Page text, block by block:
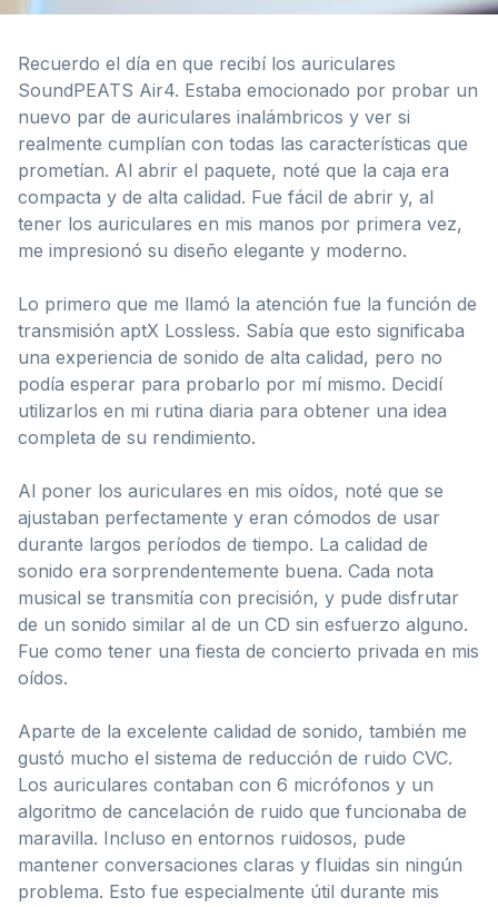
Recuerdo el día en que recibí los auriculares
SoundPEATS Air4. Estaba emocionado por probar un
nuevo par de auriculares inalámbricos y ver si
realmente cumplían con todas las características que
prometían. Al abrir el paquete, noté que la caja era
compacta y de alta calidad. Fue fácil de abrir y, al
tener los auriculares en mis manos por primera vez,
me impresionó su diseño elegante y moderno.
Lo primero que me llamó la atención fue la función de
transmisión aptX Lossless. Sabía que esto significaba
una experiencia de sonido de alta calidad, pero no
podía esperar para probarlo por mí mismo. Decidí
utilizarlos en mi rutina diaria para obtener una idea
completa de su rendimiento.
Al poner los auriculares en mis oídos, noté que se
ajustaban perfectamente y eran cómodos de usar
durante largos períodos de tiempo. La calidad de
sonido era sorprendentemente buena. Cada nota
musical se transmitía con precisión, y pude disfrutar
de un sonido similar al de un CD sin esfuerzo alguno.
Fue como tener una fiesta de concierto privada en mis
oídos.
Aparte de la excelente calidad de sonido, también me
gustó mucho el sistema de reducción de ruido CVC.
Los auriculares contaban con 6 micrófonos y un
algoritmo de cancelación de ruido que funcionaba de
maravilla. Incluso en entornos ruidosos, pude
mantener conversaciones claras y fluidas sin ningún
problema. Esto fue especialmente útil durante mis